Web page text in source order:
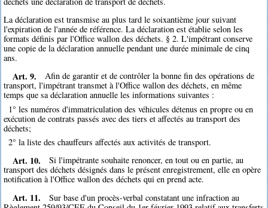
La déclaration est transmise au plus tard le soixantième jour suivant
l'expiration de l'année de référence. La déclaration est établie selon les
formats définis par l'Office wallon des déchets. § 2. L'impétrant conserve
une copie de la déclaration annuelle pendant une durée minimale de cinq
ans.
Art. 9.
Afin de garantir et de contrôler la bonne fin des opérations de
transport, l'impétrant transmet à l'Office wallon des déchets, en même
temps que sa déclaration annuelle les informations suivantes :
1° les numéros d'immatriculation des véhicules détenus en propre ou en
exécution de contrats passés avec des tiers et affectés au transport des
déchets;
2° la liste des chauffeurs affectés aux activités de transport.
Art. 10.
Si l'impétrante souhaite renoncer, en tout ou en partie, au
transport des déchets désignés dans le présent enregistrement, elle en opère
notification à l'Office wallon des déchets qui en prend acte.
Art. 11.
Sur base d'un procès-verbal constatant une infraction au